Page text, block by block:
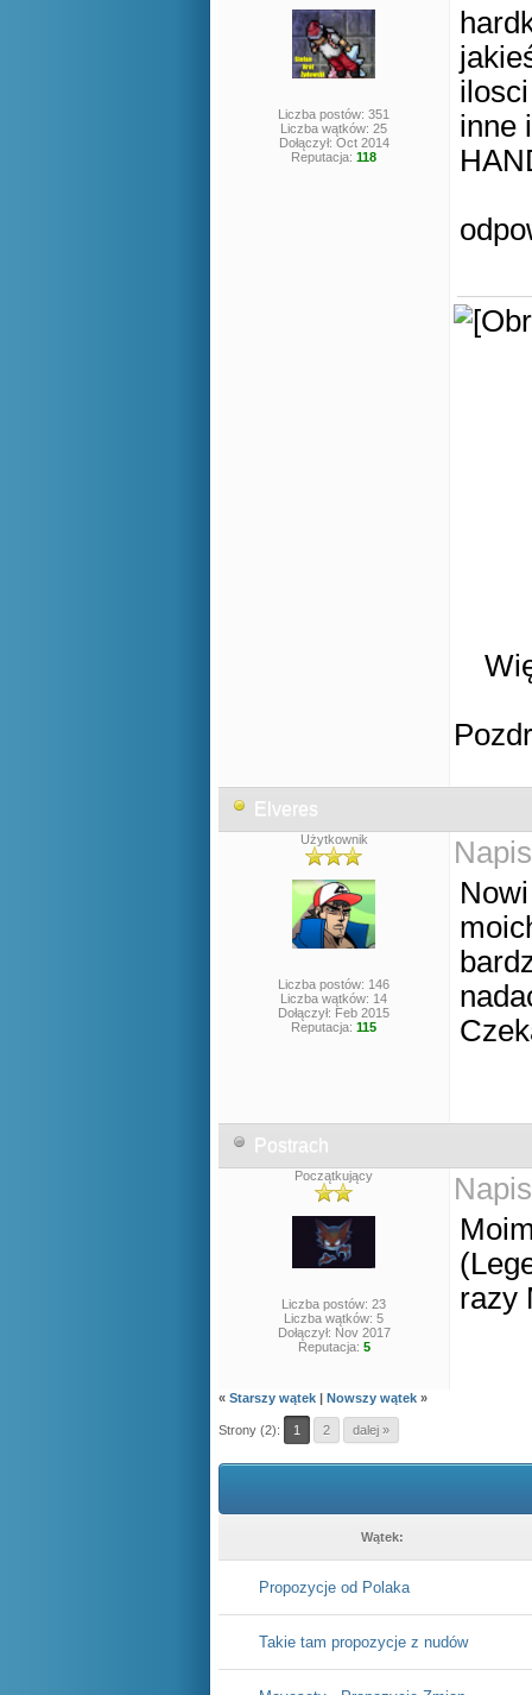
Liczba postów: 351
Liczba wątków: 25
Dołączył: Oct 2014
Reputacja: 118
inne
Elveres
Użytkownik
Liczba postów: 146
Liczba wątków: 14
Dołączył: Feb 2015
Reputacja: 115
Postrach
Początkujący
Liczba postów: 23
Liczba wątków: 5
Dołączył: Nov 2017
Reputacja: 5
razy
« Starszy wątek | Nowszy wątek »
Strony (2): 1 2 dalej »
Wątek:
Propozycje od Polaka
Takie tam propozycje z nudów